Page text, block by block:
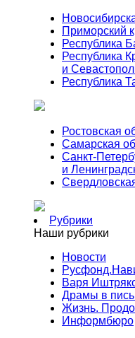
Приморский
Республика
Республика
и
Республика
Ростовская
Самарская
Санкт-
и
Рубрики
Наши рубрики
Новости
Варя
Драмы в
Жизнь.
Информбюро